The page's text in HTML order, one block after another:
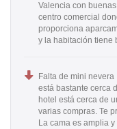
Valencia con
centro comercial
proporciona
y la habitación tiene
Falta de mini
está bastante cerca
hotel está cerca de
varias compras. Te
La cama es amplia